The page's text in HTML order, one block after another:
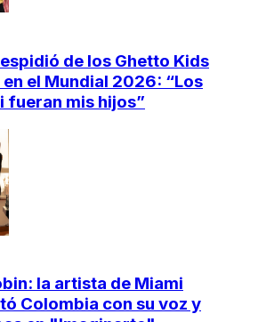
de los Ghetto Kids
el Mundial 2026: “Los
fueran mis hijos”
la artista de Miami
Colombia con su voz y